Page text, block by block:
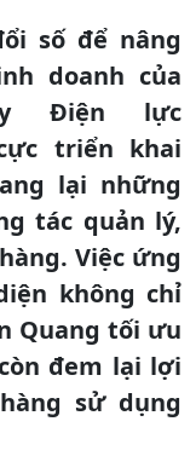
số để nâng
doanh của
Điện lực
triển khai
lại những
tác quản lý,
Việc ứng
không chỉ
Quang tối ưu
đem lại lợi
sử dụng